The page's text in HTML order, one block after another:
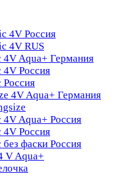
4V Россия
4V RUS
4V Aqua+ Германия
4V Россия
Россия
4V Aqua+ Германия
4V Aqua+ Россия
4V Россия
фаски Россия
V Aqua+